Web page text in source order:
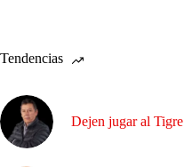
Tendencias
Dejen jugar al Tigre